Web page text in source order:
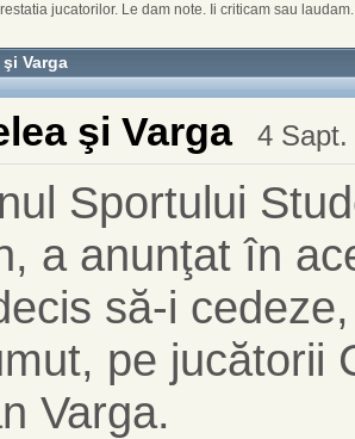
jucatorilor. Le dam note. Ii criticam sau laudam.
Varga
şi Varga 4 Sapt.
Sportului
a anunţat în
să-i
pe jucătorii
Varga.